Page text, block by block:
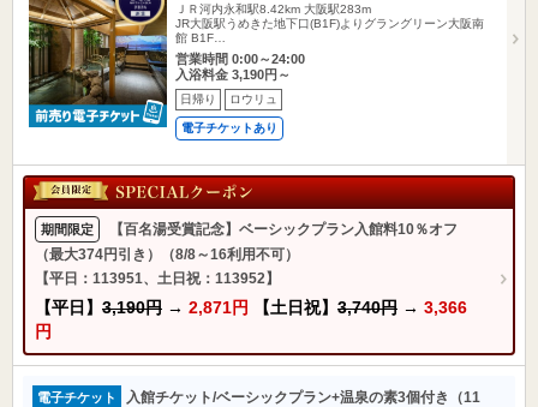
ＪＲ河内永和駅8.42km 大阪駅283m
JR大阪駅うめきた地下口(B1F)よりグラングリーン大阪南
館 B1F…
営業時間 0:00～24:00
入浴料金 3,190円～
日帰り ロウリュ
電子チケットあり
期間限定
【百名湯受賞記念】ベーシックプラン入館料10％オフ
（最大374円引き）（8/8～16利用不可）
【平日：113951、土日祝：113952】
【平日】 3,190円 → 2,871円 【土日祝】 3,740円 → 3,366
円
電子チケット
入館チケット/ベーシックプラン+温泉の素3個付き（11